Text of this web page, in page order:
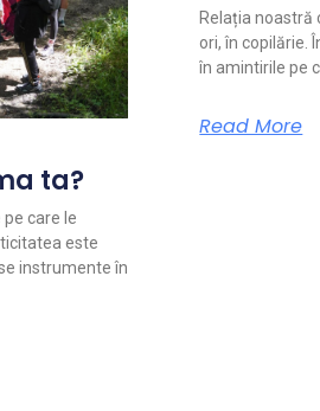
ta?
care le
este
instrumente în
Relația noastră
ori, în copilărie.
în amintirile pe
Read More